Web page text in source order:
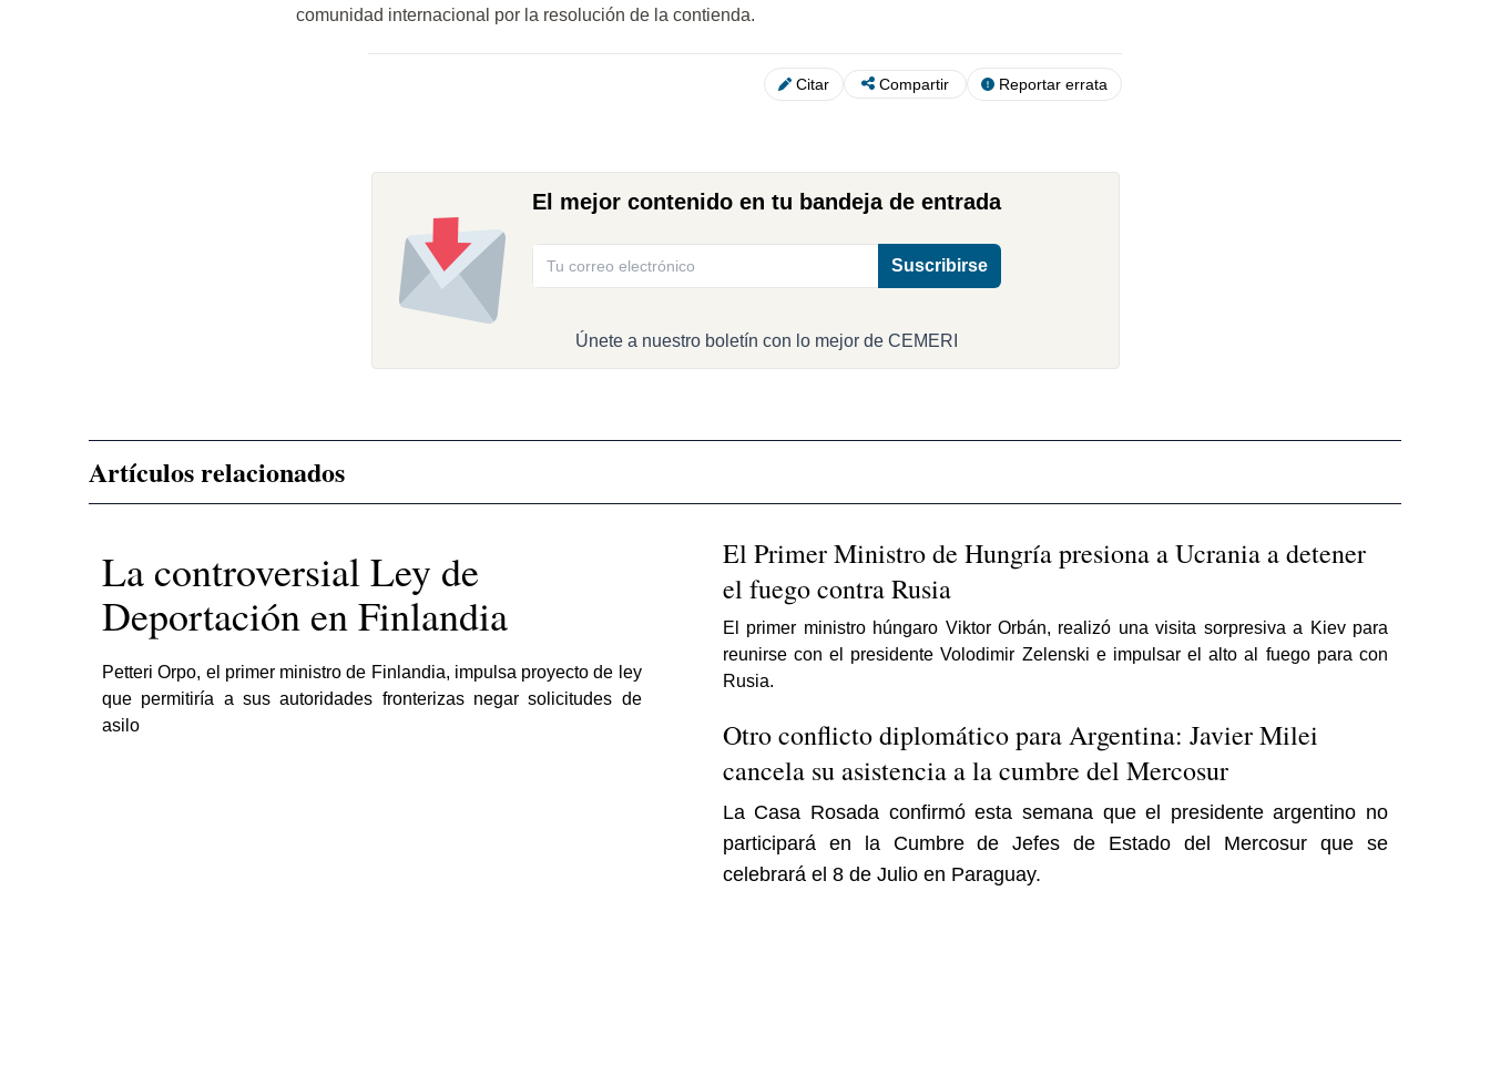
comunidad internacional por la resolución de la contienda.
Citar Compartir Reportar errata
El mejor contenido en tu bandeja de entrada
Suscribirse
Únete a nuestro boletín con lo mejor de CEMERI
Artículos relacionados
La controversial Ley de
Deportación en Finlandia
Petteri Orpo, el primer ministro de Finlandia, impulsa proyecto de ley
que permitiría a sus autoridades fronterizas negar solicitudes de
asilo
El Primer Ministro de Hungría presiona a Ucrania a detener
el fuego contra Rusia
El primer ministro húngaro Viktor Orbán, realizó una visita sorpresiva a Kiev para
reunirse con el presidente Volodimir Zelenski e impulsar el alto al fuego para con
Rusia.
Otro conflicto diplomático para Argentina: Javier Milei
cancela su asistencia a la cumbre del Mercosur
La Casa Rosada confirmó esta semana que el presidente argentino no
participará en la Cumbre de Jefes de Estado del Mercosur que se
celebrará el 8 de Julio en Paraguay.